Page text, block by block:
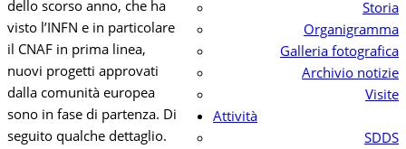
Storia
Organigramma
Galleria fotografica
Archivio notizie
Visite
Attività
SDDS
dello scorso anno, che ha
visto l’INFN e in particolare
il CNAF in prima linea,
nuovi progetti approvati
dalla comunità europea
sono in fase di partenza. Di
seguito qualche dettaglio.